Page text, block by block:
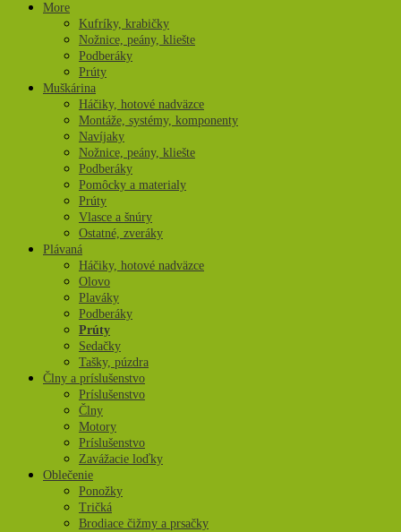
More
Kufríky, krabičky
Nožnice, peány, kliešte
Podberáky
Prúty
Muškárina
Háčiky, hotové nadväzce
Montáže, systémy, komponenty
Navíjaky
Nožnice, peány, kliešte
Podberáky
Pomôcky a materialy
Prúty
Vlasce a šnúry
Ostatné, zveráky
Plávaná
Háčiky, hotové nadväzce
Olovo
Plaváky
Podberáky
Prúty
Sedačky
Tašky, púzdra
Člny a príslušenstvo
Príslušenstvo
Člny
Motory
Príslušenstvo
Zavážacie loďky
Oblečenie
Ponožky
Tričká
Brodiace čižmy a prsačky